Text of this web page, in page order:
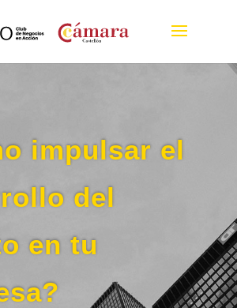
impulsar el
del
en tu